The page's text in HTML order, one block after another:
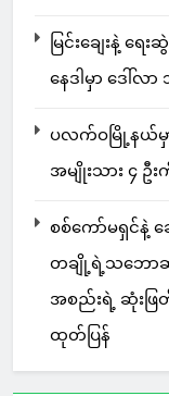
မြင်းချေးနဲ့ ရ
နေဒါမှာ ဒေါ်လ
ပလက်ဝမြို့နယ်မှ
အမျိုးသား ၄
စစ်ကော်မရှင်နဲ့ ဆွ
တချို့ရဲ့သဘောဆ
အစည်းရဲ့ ဆုံးဖြ
ထုတ်ပြန်